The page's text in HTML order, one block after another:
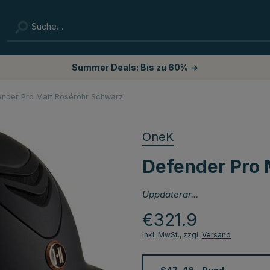
Summer Deals: Bis zu 60% →
Pro Matt Rosérohr Schwarz
OneK
Defender Pro
Uppdaterar...
€321.9
Inkl. MwSt., zzgl. Versand